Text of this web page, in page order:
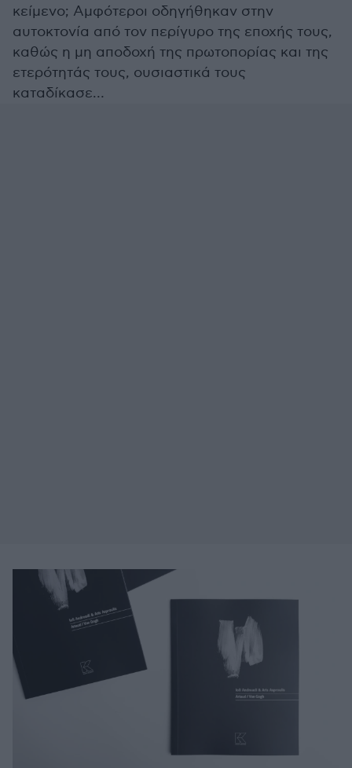
κείμενο; Αμφότεροι οδηγήθηκαν στην
αυτοκτονία από τον περίγυρο της εποχής τους,
καθώς η μη αποδοχή της πρωτοπορίας και της
ετερότητάς τους, ουσιαστικά τους
καταδίκασε…